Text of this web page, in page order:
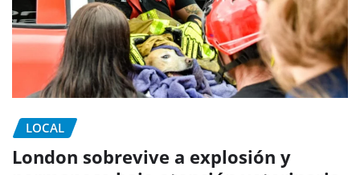
LOCAL
London sobrevive a explosión y